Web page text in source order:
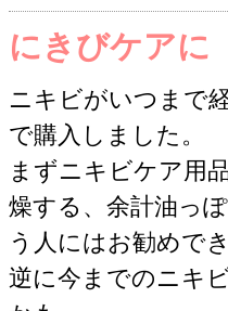
にきびケアに
ニキビがいつまで
で購入しました。
まずニキビケア用
燥する、余計油っ
う人にはお勧めでき
逆に今までのニキ